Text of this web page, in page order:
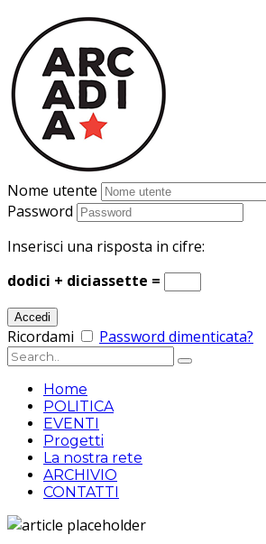
Nome utente
Password
Inserisci una risposta in cifre:
dodici + diciassette =
Ricordami Password dimenticata?
Home
POLITICA
EVENTI
Progetti
La nostra rete
ARCHIVIO
CONTATTI